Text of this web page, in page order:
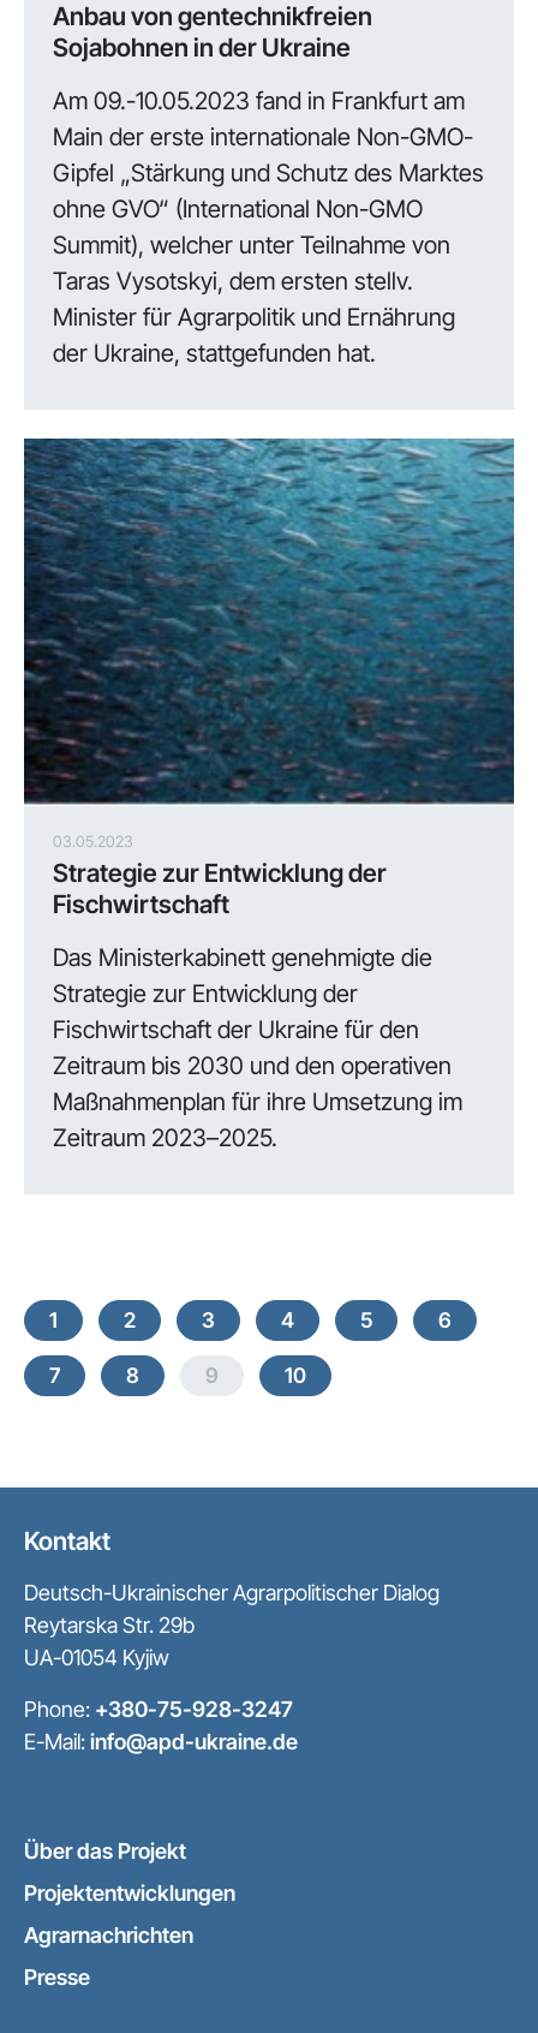
Anbau von gentechnikfreien
Sojabohnen in der Ukraine
Am 09.-10.05.2023 fand in Frankfurt am
Main der erste internationale Non-GMO-
Gipfel „Stärkung und Schutz des Marktes
ohne GVO“ (International Non-GMO
Summit), welcher unter Teilnahme von
Taras Vysotskyi, dem ersten stellv.
Minister für Agrarpolitik und Ernährung
der Ukraine, stattgefunden hat.
03.05.2023
Strategie zur Entwicklung der
Fischwirtschaft
Das Ministerkabinett genehmigte die
Strategie zur Entwicklung der
Fischwirtschaft der Ukraine für den
Zeitraum bis 2030 und den operativen
Maßnahmenplan für ihre Umsetzung im
Zeitraum 2023–2025.
1 2 3 4 5 6
7 8 9 10
Kontakt
Deutsch-Ukrainischer Agrarpolitischer Dialog
Reytarska Str. 29b
UA-01054 Kyjiw
Phone: +380-75-928-3247
E-Mail:info@apd-ukraine.de
Über das Projekt
Projektentwicklungen
Agrarnachrichten
Presse